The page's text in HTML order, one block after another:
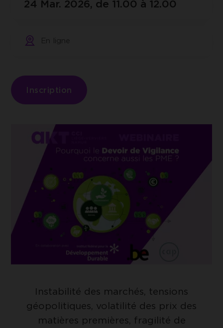
24 Mar. 2026, de 11.00 à 12.00
En ligne
Inscription
Instabilité des marchés, tensions
géopolitiques, volatilité des prix des
matières premières, fragilité de
permet de mettre en place et gérer
ESSENTIELS